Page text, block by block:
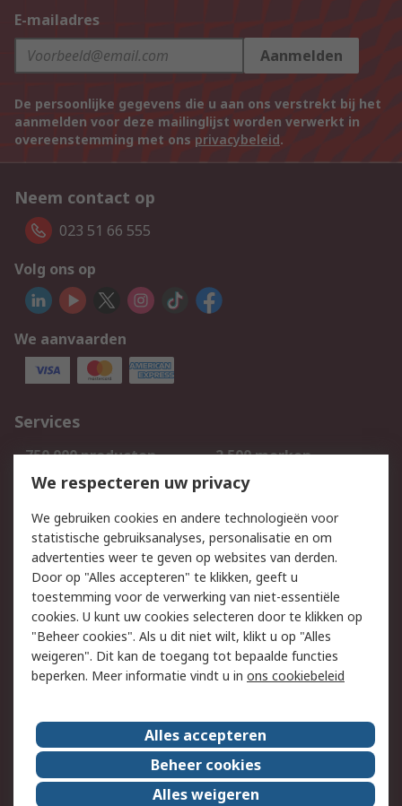
E-mailadres
Aanmelden
De persoonlijke gegevens die u aan ons verstrekt bij het
aanmelden voor deze mailinglijst worden verwerkt in
overeenstemming met ons privacybeleid.
Neem contact op
023 51 66 555
Volg ons op
We aanvaarden
Services
750.000 producten
2.500 merken
Bestellen
Inkoopoplossingen
Track & Trace
Wettelijk
Cookiebeleid
Email veiligheid
Privacybeleid
Websitevoorwaarden
Algemene
verkoopvoorwaarden
Over RS
RS Group
Over ons
RS wereldwijd
Werken bij RS
We respecteren uw privacy
We gebruiken cookies en andere technologieën voor
statistische gebruiksanalyses, personalisatie en om
advertenties weer te geven op websites van derden.
Door op "Alles accepteren" te klikken, geeft u
toestemming voor de verwerking van niet-essentiële
cookies. U kunt uw cookies selecteren door te klikken op
"Beheer cookies". Als u dit niet wilt, klikt u op "Alles
weigeren". Dit kan de toegang tot bepaalde functies
beperken. Meer informatie vindt u in ons cookiebeleid
Alles accepteren
Beheer cookies
Alles weigeren